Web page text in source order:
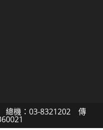
總機：03-8321202 傳